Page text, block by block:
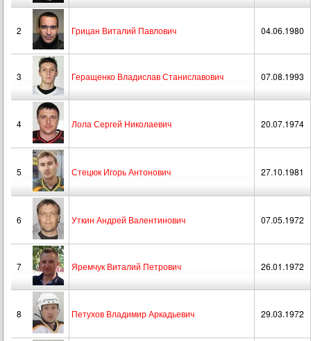
2 Грицан Виталий Павлович 04.06.1980
3 Геращенко Владислав Станиславович 07.08.1993
4 Лола Сергей Николаевич 20.07.1974
5 Стецюк Игорь Антонович 27.10.1981
6 Уткин Андрей Валентинович 07.05.1972
7 Яремчук Виталий Петрович 26.01.1972
8 Петухов Владимир Аркадьевич 29.03.1972